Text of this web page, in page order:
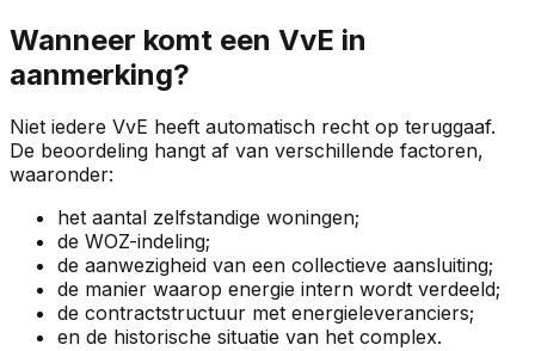
Wanneer komt een VvE in
aanmerking?
Niet iedere VvE heeft automatisch recht op teruggaaf.
De beoordeling hangt af van verschillende factoren,
waaronder:
het aantal zelfstandige woningen;
de WOZ-indeling;
de aanwezigheid van een collectieve aansluiting;
de manier waarop energie intern wordt verdeeld;
de contractstructuur met energieleveranciers;
en de historische situatie van het complex.